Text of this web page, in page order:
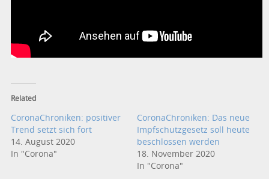
Related
CoronaChroniken: positiver
Trend setzt sich fort
14. August 2020
In "Corona"
CoronaChroniken: Das neue
Impfschutzgesetz soll heute
beschlossen werden
18. November 2020
In "Corona"